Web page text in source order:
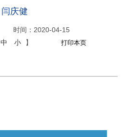
闫庆健
时间： 2020-04-15
中 小 】